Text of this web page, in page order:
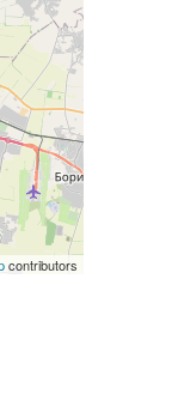
contributors